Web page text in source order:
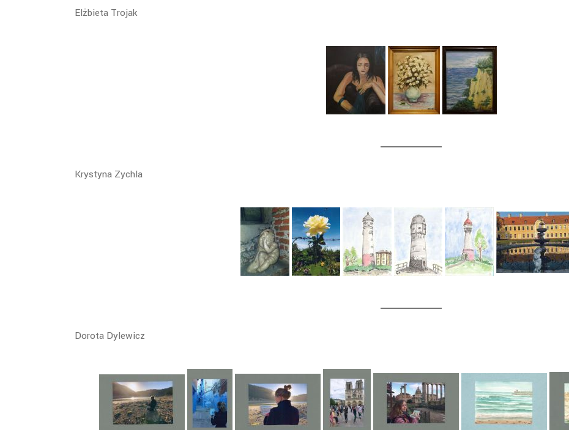
Elżbieta Trojak
Krystyna Zychla
Dorota Dylewicz